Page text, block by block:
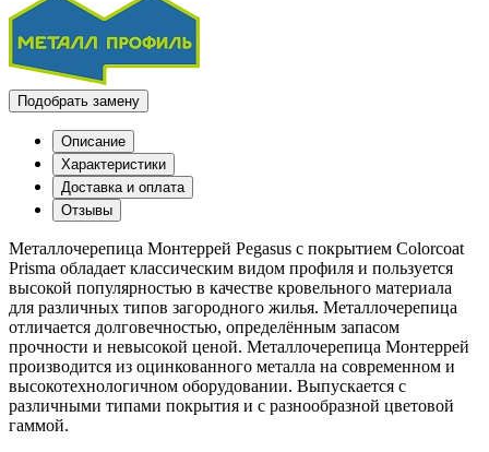
Подобрать замену
Описание
Характеристики
Доставка и оплата
Отзывы
Металлочерепица Монтеррей Pegasus с покрытием Colorcoat
Prisma обладает классическим видом профиля и пользуется
высокой популярностью в качестве кровельного материала
для различных типов загородного жилья. Металлочерепица
отличается долговечностью, определённым запасом
прочности и невысокой ценой. Металлочерепица Монтеррей
производится из оцинкованного металла на современном и
высокотехнологичном оборудовании. Выпускается с
различными типами покрытия и с разнообразной цветовой
гаммой.